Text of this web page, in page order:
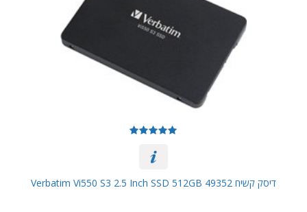
דיסק קשיח Verbatim Vi550 S3 2.5 Inch SSD 512GB 49352